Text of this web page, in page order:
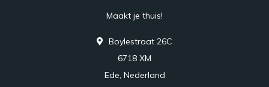
Maakt je thuis!
Boylestraat 26C
6718 XM
Ede, Nederland